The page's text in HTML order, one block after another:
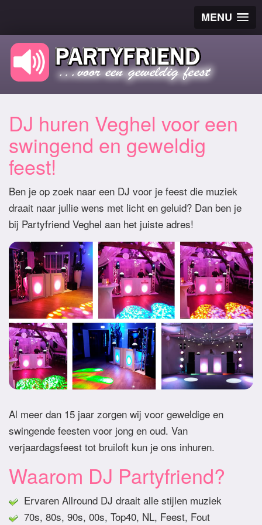
MENU
DJ huren Veghel voor een
swingend en geweldig
feest!
Ben je op zoek naar een DJ voor je feest die muziek
draait naar jullie wens met licht en geluid? Dan ben je
bij Partyfriend Veghel aan het juiste adres!
Al meer dan 15 jaar zorgen wij voor geweldige en
swingende feesten voor jong en oud. Van
verjaardagsfeest tot bruiloft kun je ons inhuren.
Waarom DJ Partyfriend?
Ervaren Allround DJ draait alle stijlen muziek
70s, 80s, 90s, 00s, Top40, NL, Feest, Fout